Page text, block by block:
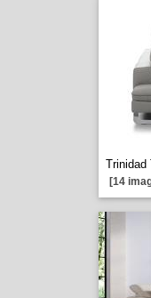
Trinidad
[14